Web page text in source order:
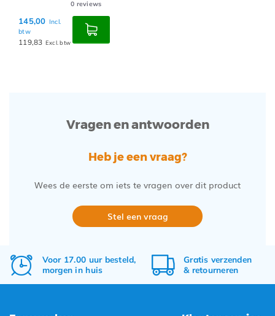
0 reviews
145,00 Incl.
btw
119,83 Excl. btw
Vragen en antwoorden
Heb je een vraag?
Wees de eerste om iets te vragen over dit product
Stel een vraag
Voor 17.00 uur besteld,
morgen in huis
Gratis verzenden
& retourneren